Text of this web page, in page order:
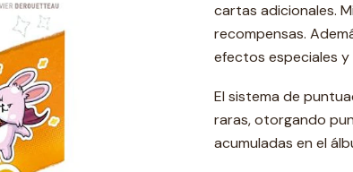
cartas adicionales.
recompensas.
efectos especiales
El sistema de
raras, otorgando
acumuladas en el